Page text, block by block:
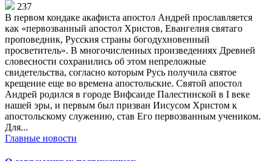
237
В первом кондаке акафиста апостол Андрей прославляется
как «первозванный апостол Христов, Евангелия святаго
проповедник, Русския страны богодухновенный
просветитель». В многочисленных произведениях Древней
словесности сохранились об этом непреложные
свидетельства, согласно которым Русь получила святое
крещение еще во времена апостольские. Святой апостол
Андрей родился в городе Вифсаиде Палестинской в I веке
нашей эры, и первым был призван Иисусом Христом к
апостольскому служению, став Его первозванным учеником.
Для...
Главные новости